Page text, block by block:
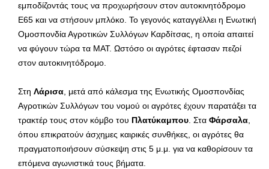
εμποδίζοντάς τους να προχωρήσουν στον αυτοκινητόδρομο
Ε65 και να στήσουν μπλόκο. Το γεγονός καταγγέλλει η Ενωτική
Ομοσπονδία Αγροτικών Συλλόγων Καρδίτσας, η οποία απαιτεί
να φύγουν τώρα τα ΜΑΤ. Ωστόσο οι αγρότες έφτασαν πεζοί
στον αυτοκινητόδρομο.
Στη Λάρισα, μετά από κάλεσμα της Ενωτικής Ομοσπονδίας
Αγροτικών Συλλόγων του νομού οι αγρότες έχουν παρατάξει τα
τρακτέρ τους στον κόμβο του Πλατύκαμπου. Στα Φάρσαλα,
όπου επικρατούν άσχημες καιρικές συνθήκες, οι αγρότες θα
πραγματοποιήσουν σύσκεψη στις 5 μ.μ. για να καθορίσουν τα
επόμενα αγωνιστικά τους βήματα.